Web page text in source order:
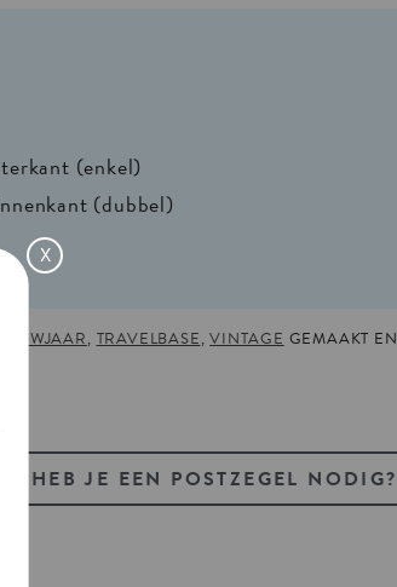
(enkel)
(dubbel)
NIEUWJAAR, TRAVELBASE,VINTAGE GEMAAKT EN
HEB JE EEN POSTZEGEL NODIG?
X